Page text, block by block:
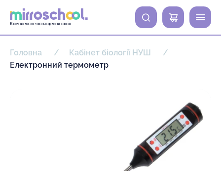
Комплексне оснащення шкіл
0
Головна
Кабінет біології НУШ
Електронний термометр